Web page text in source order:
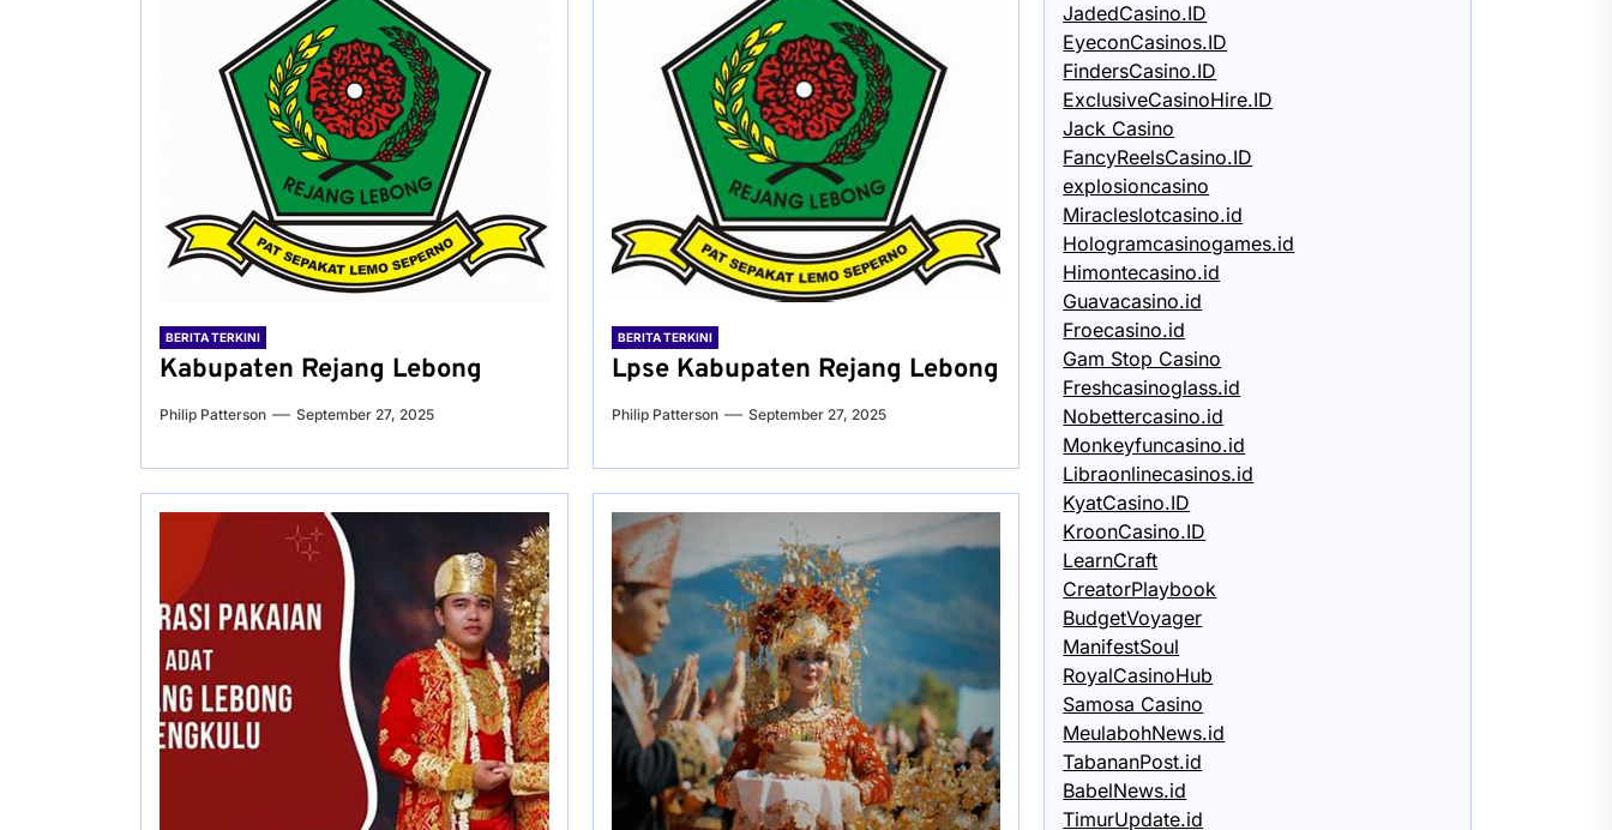
BERITA TERKINI
Kabupaten Rejang Lebong
Philip Patterson September 27, 2025
BERITA TERKINI
Lpse Kabupaten Rejang Lebong
Philip Patterson September 27, 2025
JadedCasino.ID
EyeconCasinos.ID
FindersCasino.ID
ExclusiveCasinoHire.ID
Jack Casino
FancyReelsCasino.ID
explosioncasino
Miracleslotcasino.id
Hologramcasinogames.id
Himontecasino.id
Guavacasino.id
Froecasino.id
Gam Stop Casino
Freshcasinoglass.id
Nobettercasino.id
Monkeyfuncasino.id
Libraonlinecasinos.id
KyatCasino.ID
KroonCasino.ID
LearnCraft
CreatorPlaybook
BudgetVoyager
ManifestSoul
RoyalCasinoHub
Samosa Casino
MeulabohNews.id
TabananPost.id
BabelNews.id
TimurUpdate.id